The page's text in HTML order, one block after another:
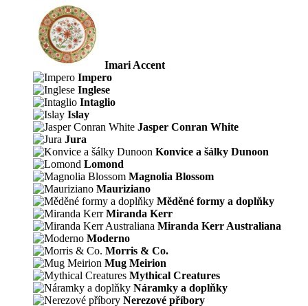
Imari Accent
Impero
Inglese
Intaglio
Islay
Jasper Conran White
Jura
Konvice a šálky Dunoon
Lomond
Magnolia Blossom
Mauriziano
Měděné formy a doplňky
Miranda Kerr
Miranda Kerr Australiana
Moderno
Morris & Co.
Mug Meirion
Mythical Creatures
Náramky a doplňky
Nerezové příbory